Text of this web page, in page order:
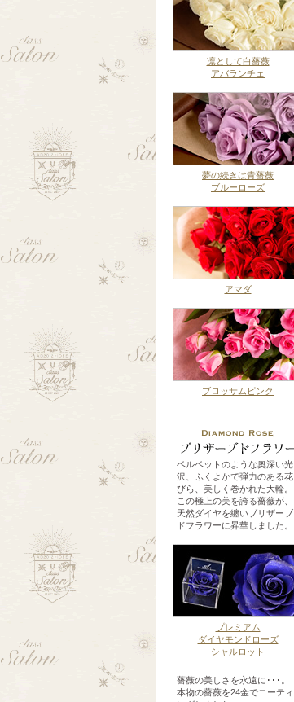
凛として白薔薇
アバランチェ
夢の続きは青薔薇
ブルーローズ
アマダ
ブロッサムピンク
ベルベットのような奥深い光
沢、ふくよかで弾力のある花
びら、美しく巻かれた大輪。
この極上の美を誇る薔薇が、
天然ダイヤを纏いブリザーブ
ドフラワーに昇華しました。
プレミアム
ダイヤモンドローズ
シャルロット
薔薇の美しさを永遠に･･･。
本物の薔薇を24金でコーティ